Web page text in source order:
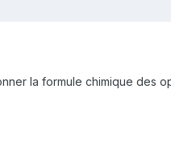
la formule chimique des